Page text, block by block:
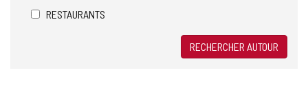
RESTAURANTS
RECHERCHER AUTOUR